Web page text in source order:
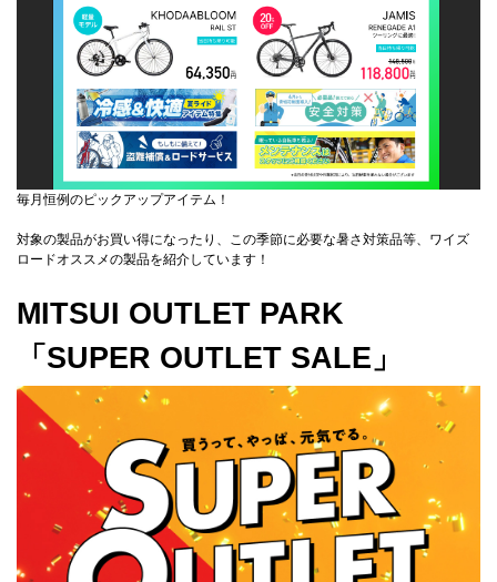
毎月恒例のピックアップアイテム！
対象の製品がお買い得になったり、この季節に必要な暑さ対策品等、ワイズ
ロードオススメの製品を紹介しています！
MITSUI OUTLET PARK
「SUPER OUTLET SALE」